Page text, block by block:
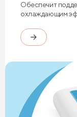
Обеспечит
охлаждающим